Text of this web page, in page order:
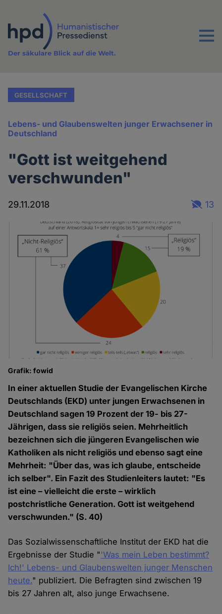
Inhalt
Menu
Der säkulare Blick auf die Welt.
GESELLSCHAFT
Lebens- und Glaubenswelten junger Erwachsener in
Deutschland
"Gott ist weitgehend
verschwunden"
29.11.2018 13
Grafik: fowid
In einer aktuellen Studie der Evangelischen Kirche
Deutschlands (EKD) unter jungen Erwachsenen in
Deutschland sagen 19 Prozent der 19- bis 27-
Jährigen, dass sie religiös seien. Mehrheitlich
bezeichnen sich die jüngeren Evangelischen wie
Katholiken als nicht religiös und ebenso sagt eine
Mehrheit: "Über das, was ich glaube, entscheide
ich selber". Ein Fazit des Studienleiters lautet: "Es
ist eine – vielleicht die erste – wirklich
postchristliche Generation. Gott ist weitgehend
verschwunden." (S. 40)
Das Sozialwissenschaftliche Institut der EKD hat die
Ergebnisse der Studie " 'Was mein Leben bestimmt?
Ich!' Lebens- und Glaubenswelten junger Menschen
heute." publiziert. Die Befragten sind zwischen 19
bis 27 Jahren alt, also junge Erwachsene.